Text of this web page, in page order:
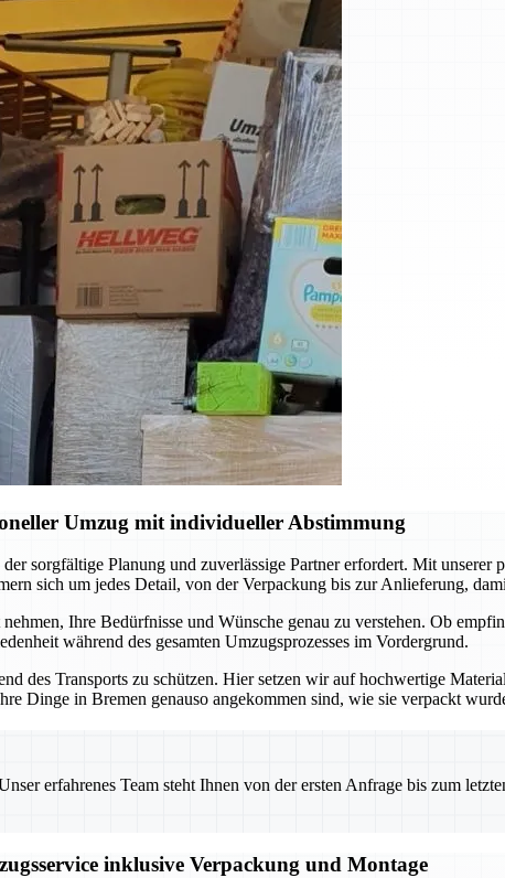
Umzug mit individueller Abstimmung
sorgfältige Planung und zuverlässige Partner erfordert. Mit
sich um jedes Detail, von der Verpackung bis zur Anlieferung,
Ihre Bedürfnisse und Wünsche genau zu verstehen. Ob
während des gesamten Umzugsprozesses im Vordergrund.
des Transports zu schützen. Hier setzen wir auf hochwertige
Dinge in Bremen genauso angekommen sind, wie sie verpackt
erfahrenes Team steht Ihnen von der ersten Anfrage bis zum
inklusive Verpackung und Montage